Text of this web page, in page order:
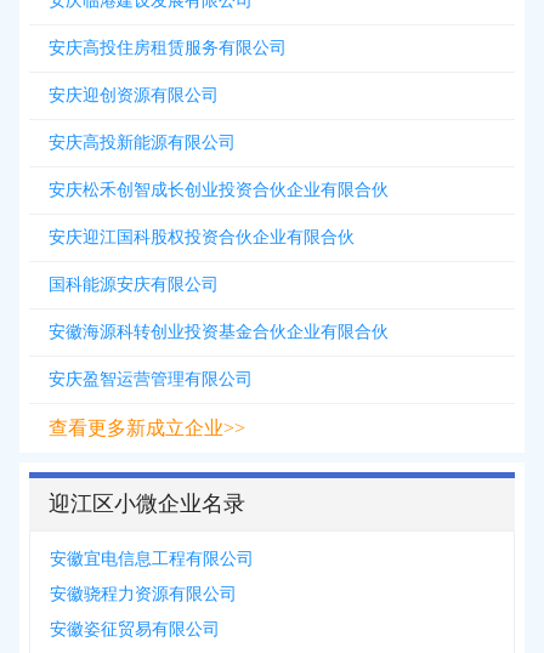
安庆高投住房租赁服务有限公司
安庆迎创资源有限公司
安庆高投新能源有限公司
安庆松禾创智成长创业投资合伙企业有限合伙
安庆迎江国科股权投资合伙企业有限合伙
国科能源安庆有限公司
安徽海源科转创业投资基金合伙企业有限合伙
安庆盈智运营管理有限公司
查看更多新成立企业>>
迎江区小微企业名录
安徽宜电信息工程有限公司
安徽骁程力资源有限公司
安徽姿征贸易有限公司